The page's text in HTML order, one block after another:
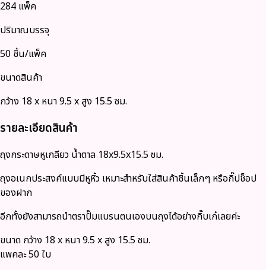
284 แพ็ค
ปริมาณบรรจุ
50 ชิ้น/แพ็ค
ขนาดสินค้า
กว้าง 18 x หนา 9.5 x สูง 15.5 ซม.
รายละเอียดสินค้า
ถุงกระดาษหูเกลียว น้ำตาล 18x9.5x15.5 ซม.
ถุงอเนกประสงค์แบบมีหูหิ้ว เหมาะสำหรับใส่สินค้าชิ้นเล็กๆ หรือกิ๊ปช็อป
ของฝาก
อีกทั้งยังสามารถนำตราปั๊มแบรนตนเองบนถุงได้อย่างกิ๊บเก๋เลยค่ะ
ขนาด กว้าง 18 x หนา 9.5 x สูง 15.5 ซม.
แพคละ 50 ใบ